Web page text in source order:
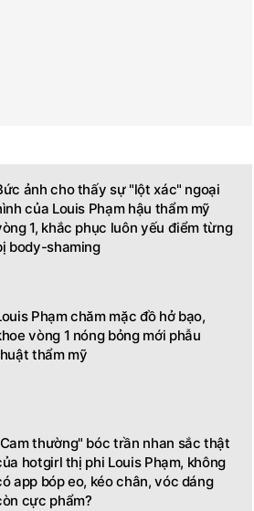
ảnh cho thấy sự "lột xác" ngoại
của Louis Phạm hậu thẩm mỹ
1, khắc phục luôn yếu điểm từng
body-shaming
Phạm chăm mặc đồ hở bạo,
vòng 1 nóng bỏng mới phẫu
thẩm mỹ
thường" bóc trần nhan sắc thật
hotgirl thị phi Louis Phạm, không
app bóp eo, kéo chân, vóc dáng
cực phẩm?